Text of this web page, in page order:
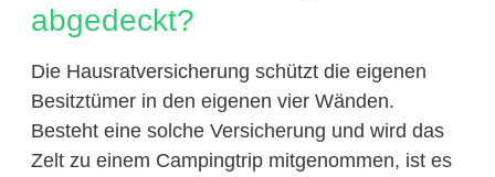
abgedeckt?
Die Hausratversicherung schützt die eigenen
Besitztümer in den eigenen vier Wänden.
Besteht eine solche Versicherung und wird das
Zelt zu einem Campingtrip mitgenommen, ist es